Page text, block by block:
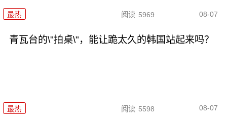
最热 阅读 5969 08-07
青瓦台的\"拍桌\"，能让跪太久的韩国站起来吗？
最热 阅读 5598 08-07